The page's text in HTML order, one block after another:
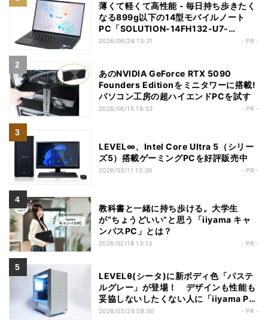
薄くて軽くて高性能 - 毎日持ち歩きたく
なる899g以下の14型モバイルノート
PC「SOLUTION-14FH132-U7-
UCSX」
2026/06/26 13:31 - PR -
あのNVIDIA GeForce RTX 5090
Founders Editionをミニタワーに搭載!
パソコン工房の超ハイエンドPCを試す
2026/06/15 18:53 - PR -
LEVEL∞、Intel Core Ultra 5（シリー
ズ5）搭載ゲーミングPCを好評販売中
2026/03/11 12:00 - PR -
教科書と一緒に持ち歩ける。大学生
が“ちょうどいい”と思う「iiyama キャ
ンパスPC」とは？
2026/02/18 13:13 - PR -
LEVELθ(シータ)に新ボディ色「パステ
ルグレー」が登場！ デザインも性能も
妥協しないしたくない人に「iiyama PC
LEVEL-M1AM-R77-RKX」
2026/03/26 08:00 - PR -